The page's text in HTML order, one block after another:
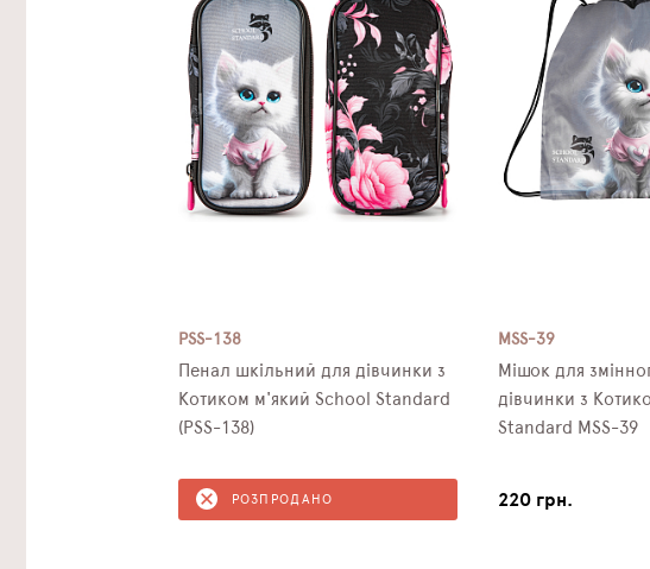
PSS-138
Пенал шкільний для дівчинки з
Котиком м'який School Standard
(PSS-138)
РОЗПРОДАНО
MSS-39
Мішок для
дівчинки з
Standard MSS-39
220 грн.